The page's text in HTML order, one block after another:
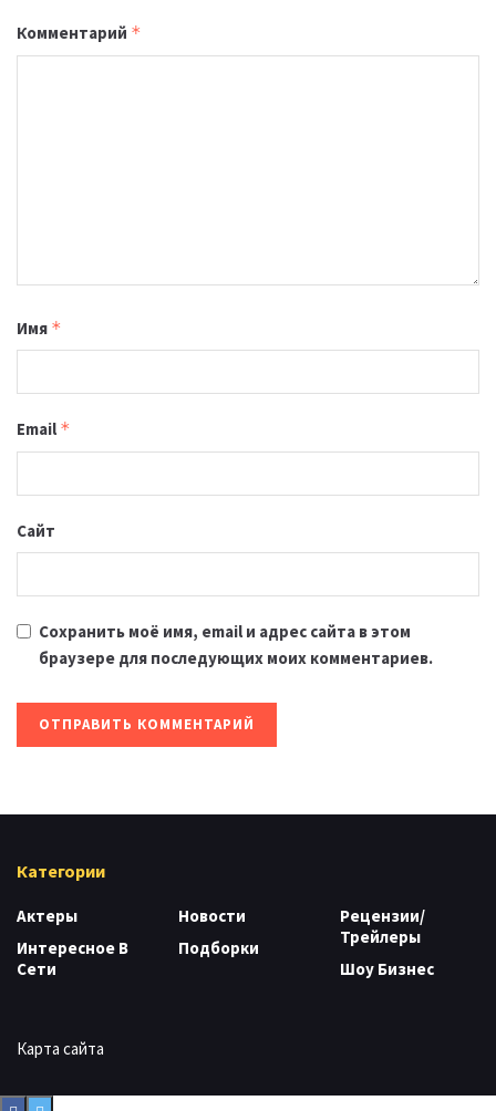
Комментарий *
Имя *
Email *
Сайт
Сохранить моё имя, email и адрес сайта в этом
браузере для последующих моих комментариев.
Категории
Актеры
Интересное В
Сети
Новости
Подборки
Рецензии/
Трейлеры
Шоу Бизнес
Карта сайта